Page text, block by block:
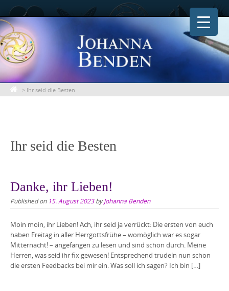
Skip
to
content
> Ihr seid die Besten
Ihr seid die Besten
Danke, ihr Lieben!
Published on 15. August 2023byJohanna Benden
Moin moin, ihr Lieben! Ach, ihr seid ja verrückt: Die ersten von euch
haben Freitag in aller Herrgottsfrühe – womöglich war es sogar
Mitternacht! – angefangen zu lesen und sind schon durch. Meine
Herren, was seid ihr fix gewesen! Entsprechend trudeln nun schon
die ersten Feedbacks bei mir ein. Was soll ich sagen? Ich bin […]